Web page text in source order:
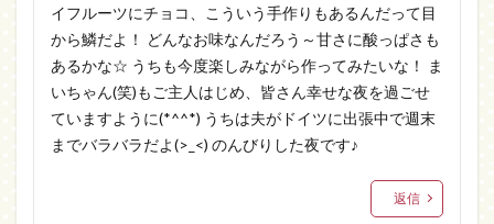
イフルーツにチョコ、こういう手作りもあるんだって目
から鱗だよ！ どんなお味なんだろう～甘さに酸っぱさも
あるかな☆ うちも今度楽しみながら作ってみたいな！ ま
いちゃん(笑)もご主人はじめ、皆さん幸せな夜を過ごせ
ていますように(*^^*) うちは夫がドイツに出張中で週末
までバラバラだよ(>_<) のんびりした夜です♪
返信